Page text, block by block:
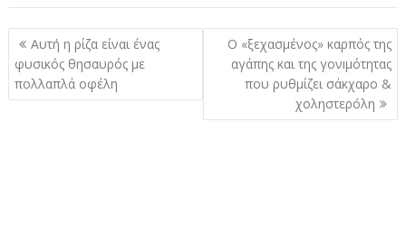
Πλοήγηση
άρθρων
Αυτή η ρίζα είναι ένας
φυσικός θησαυρός με
πολλαπλά οφέλη
Ο «ξεχασμένος» καρπός της
αγάπης και της γονıμότητας
που ρυθμίζει σάκχαρo &
χoληστερóλη